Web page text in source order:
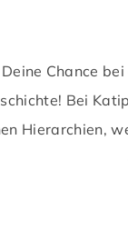
Chance
Bei
Hierarchien,